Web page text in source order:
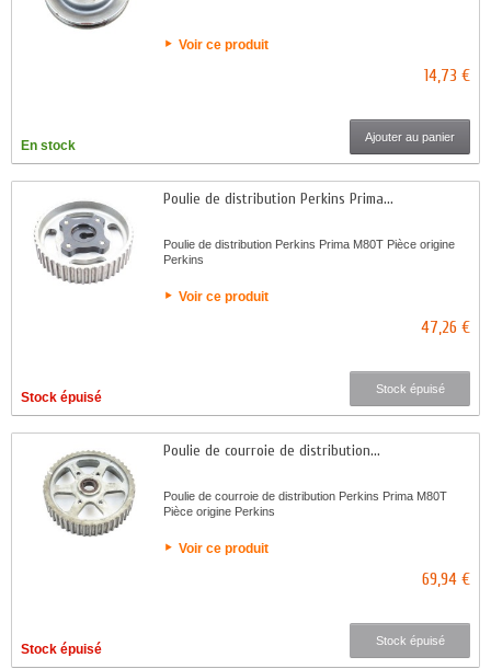
Voir ce produit
14,73 €
En stock
Ajouter au panier
Poulie de distribution Perkins Prima...
Poulie de distribution Perkins Prima M80T Pièce origine
Perkins
Voir ce produit
47,26 €
Stock épuisé
Stock épuisé
Poulie de courroie de distribution...
Poulie de courroie de distribution Perkins Prima M80T
Pièce origine Perkins
Voir ce produit
69,94 €
Stock épuisé
Stock épuisé